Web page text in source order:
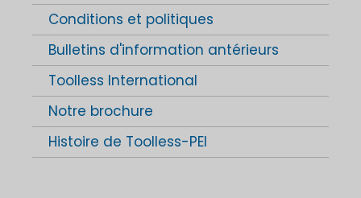
Conditions et politiques
Bulletins d'information antérieurs
Toolless International
Notre brochure
Histoire de Toolless-PEI